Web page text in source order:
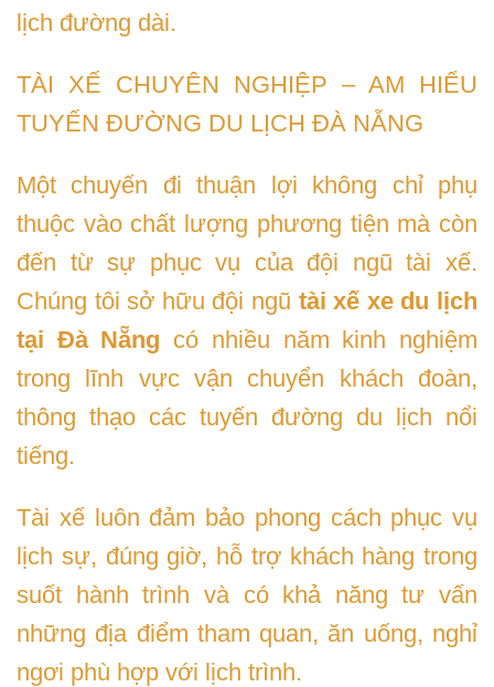
lịch đường dài.
TÀI XẾ CHUYÊN NGHIỆP – AM HIỂU
TUYẾN ĐƯỜNG DU LỊCH ĐÀ NẴNG
Một chuyến đi thuận lợi không chỉ phụ
thuộc vào chất lượng phương tiện mà còn
đến từ sự phục vụ của đội ngũ tài xế.
Chúng tôi sở hữu đội ngũ tài xế xe du lịch
tại Đà Nẵng có nhiều năm kinh nghiệm
trong lĩnh vực vận chuyển khách đoàn,
thông thạo các tuyến đường du lịch nổi
tiếng.
Tài xế luôn đảm bảo phong cách phục vụ
lịch sự, đúng giờ, hỗ trợ khách hàng trong
suốt hành trình và có khả năng tư vấn
những địa điểm tham quan, ăn uống, nghỉ
ngơi phù hợp với lịch trình.